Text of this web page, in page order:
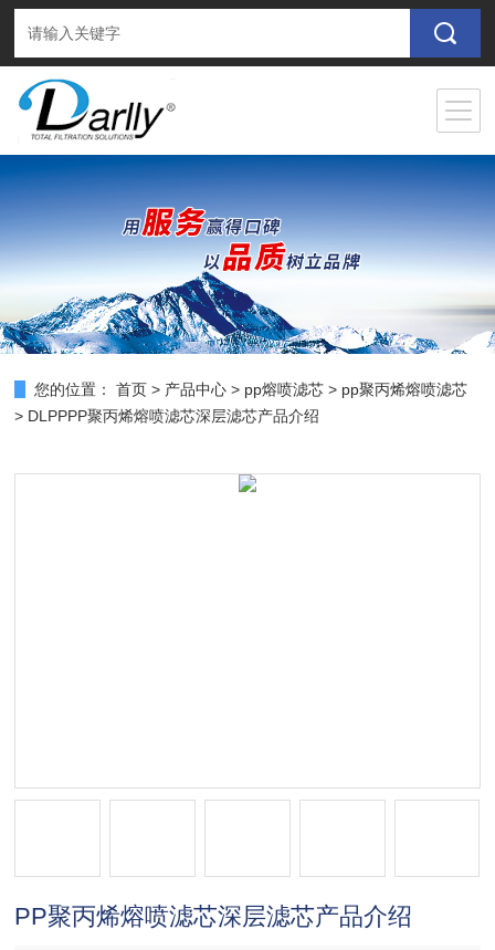
您的位置： 首页 > 产品中心 > pp熔喷滤芯 > pp聚丙烯熔喷滤芯
> DLPPPP聚丙烯熔喷滤芯深层滤芯产品介绍
PP聚丙烯熔喷滤芯深层滤芯产品介绍